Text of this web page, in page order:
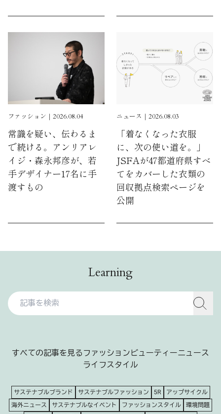
ファッション｜2026.08.04
常識を疑い、伝わるま
で続ける。アンリアレ
イジ・森永邦彦が、若
手デザイナー17名に手
渡すもの
ニュース｜2026.08.03
「着なくなった衣服
に、次の使い道を。」
JSFAが47都道府県すべ
てをカバーした衣類の
回収拠点検索ページを
公開
Learning
すべての記事を見る ファッションビューティーニュース
ライフスタイル
サステナブルブランド サステナブルファッション 5R
アップサイクル
海外ニュース
サステナブルなイベント ファッションスタイル
環境問題